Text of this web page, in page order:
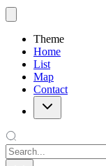
Theme
Home
List
Map
Contact